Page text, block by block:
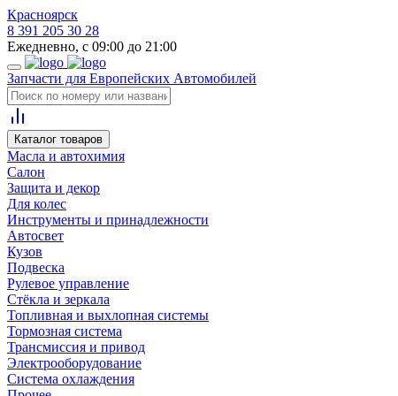
Красноярск
8 391 205 30 28
Ежедневно, с 09:00 до 21:00
Запчасти для Европейских Автомобилей
Каталог товаров
Масла и автохимия
Салон
Защита и декор
Для колес
Инструменты и принадлежности
Автосвет
Кузов
Подвеска
Рулевое управление
Стёкла и зеркала
Топливная и выхлопная системы
Тормозная система
Трансмиссия и привод
Электрооборудование
Система охлаждения